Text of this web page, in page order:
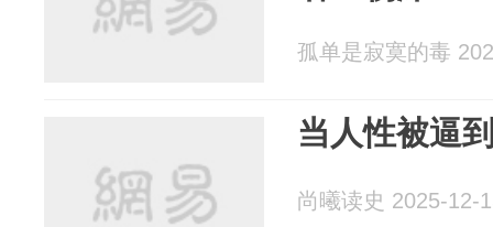
孤单是寂寞的毒
当人性被逼
尚曦读史 2025-12-